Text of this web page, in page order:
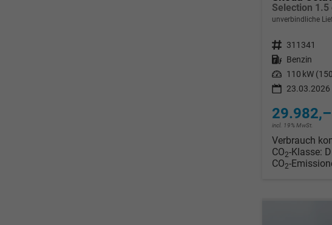
unverbindliche
Fahrzeugnr. 311341
Kraftstoff Benzin
Leistung 110 kW
23.03.2026
incl. 19% MwSt.
Verbrauch
CO2-Klasse: D
CO2-